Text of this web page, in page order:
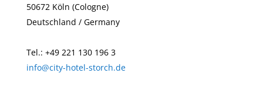
50672 Köln (Cologne)
Deutschland / Germany
Tel.: +49 221 130 196 3
info@city-hotel-storch.de